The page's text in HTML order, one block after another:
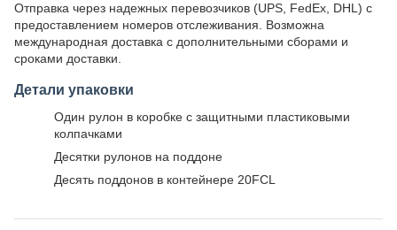
Отправка через надежных перевозчиков (UPS, FedEx, DHL) с
предоставлением номеров отслеживания. Возможна
международная доставка с дополнительными сборами и
сроками доставки.
Детали упаковки
Один рулон в коробке с защитными пластиковыми
колпачками
Десятки рулонов на поддоне
Десять поддонов в контейнере 20FCL